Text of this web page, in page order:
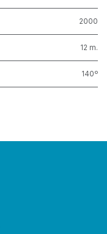
2000
12 m.
140º